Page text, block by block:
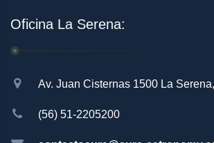
Oficina La Serena:
Av. Juan Cisternas 1500 La
(56) 51-2205200